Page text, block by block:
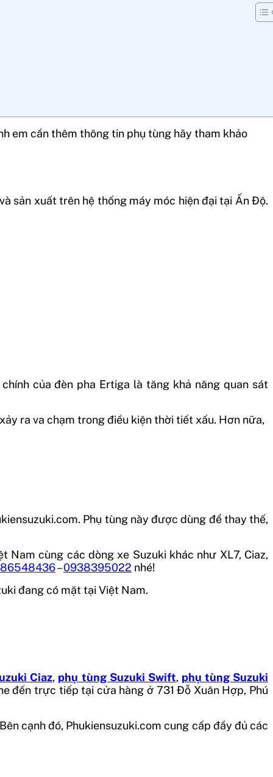
em cần thêm thông tin phụ tùng hãy tham khảo
sản xuất trên hệ thống máy móc hiện đại tại Ấn Độ.
của đèn pha Ertiga là tăng khả năng quan sát
ra va chạm trong điều kiện thời tiết xấu. Hơn nữa,
Phụ tùng này được dùng để thay thế,
Nam cùng các dòng xe Suzuki khác như XL7, Ciaz,
–0938395022 nhé!
đang có mặt tại Việt Nam.
Ciaz, phụ tùng Suzuki Swift, phụ tùng Suzuki
đến trực tiếp tại cửa hàng ở 731 Đỗ Xuân Hợp, Phú
cạnh đó, Phukiensuzuki.com cung cấp đầy đủ các